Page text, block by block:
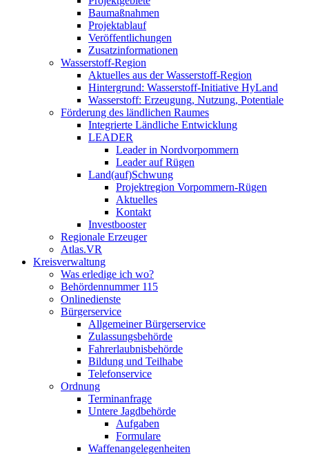
Baumaßnahmen
Projektablauf
Veröffentlichungen
Zusatzinformationen
Wasserstoff-Region
Aktuelles aus der Wasserstoff-Region
Hintergrund: Wasserstoff-Initiative HyLand
Wasserstoff: Erzeugung, Nutzung, Potentiale
Förderung des ländlichen Raumes
Integrierte Ländliche Entwicklung
LEADER
Leader in Nordvorpommern
Leader auf Rügen
Land(auf)Schwung
Projektregion Vorpommern-Rügen
Aktuelles
Kontakt
Investbooster
Regionale Erzeuger
Atlas.VR
Kreisverwaltung
Was erledige ich wo?
Behördennummer 115
Onlinedienste
Bürgerservice
Allgemeiner Bürgerservice
Zulassungsbehörde
Fahrerlaubnisbehörde
Bildung und Teilhabe
Telefonservice
Ordnung
Terminanfrage
Untere Jagdbehörde
Aufgaben
Formulare
Waffenangelegenheiten